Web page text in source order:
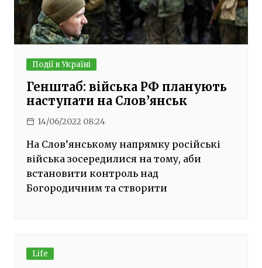
Події в Україні
Генштаб: війська РФ планують
наступати на Слов’янськ
14/06/2022 08:24
На Слов’янському напрямку російські
війська зосередилися на тому, аби
встановити контроль над
Богородичним та створити
Life